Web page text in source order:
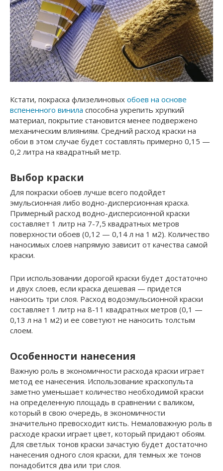
Кстати, покраска флизелиновых обоев на основе
вспененного винила способна укрепить хрупкий
материал, покрытие становится менее подвержено
механическим влияниям. Средний расход краски на
обои в этом случае будет составлять примерно 0,15 —
0,2 литра на квадратный метр.
Выбор краски
Для покраски обоев лучше всего подойдет
эмульсионная либо водно-дисперсионная краска.
Примерный расход водно-дисперсионной краски
составляет 1 литр на 7-7,5 квадратных метров
поверхности обоев (0,12 — 0,14 л на 1 м2). Количество
наносимых слоев напрямую зависит от качества самой
краски.
При использовании дорогой краски будет достаточно
и двух слоев, если краска дешевая — придется
наносить три слоя. Расход водоэмульсионной краски
составляет 1 литр на 8-11 квадратных метров (0,1 —
0,13 л на 1 м2) и ее советуют не наносить толстым
слоем.
Особенности нанесения
Важную роль в экономичности расхода краски играет
метод ее нанесения. Использование краскопульта
заметно уменьшает количество необходимой краски
на определенную площадь в сравнении с валиком,
который в свою очередь, в экономичности
значительно превосходит кисть. Немаловажную роль в
расходе краски играет цвет, который придают обоям.
Для светлых тонов краски зачастую будет достаточно
нанесения одного слоя краски, для темных же тонов
понадобится два или три слоя.